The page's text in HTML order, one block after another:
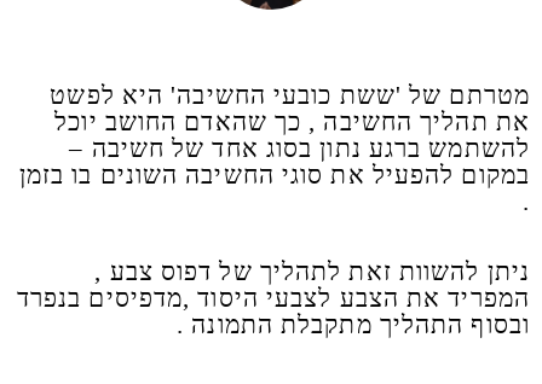
מטרתם של 'ששת כובעי החשיבה' היא לפשט
את תהליך החשיבה , כך שהאדם החושב יוכל
להשתמש ברגע נתון בסוג אחד של חשיבה –
במקום להפעיל את סוגי החשיבה השונים בו בזמן
.
ניתן להשוות זאת לתהליך של דפוס צבע ,
המפריד את הצבע לצבעי היסוד ,מדפיסים בנפרד
ובסוף התהליך מתקבלת התמונה .